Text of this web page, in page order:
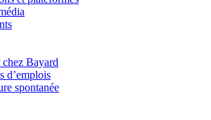
Bayard
d’emplois
spontanée